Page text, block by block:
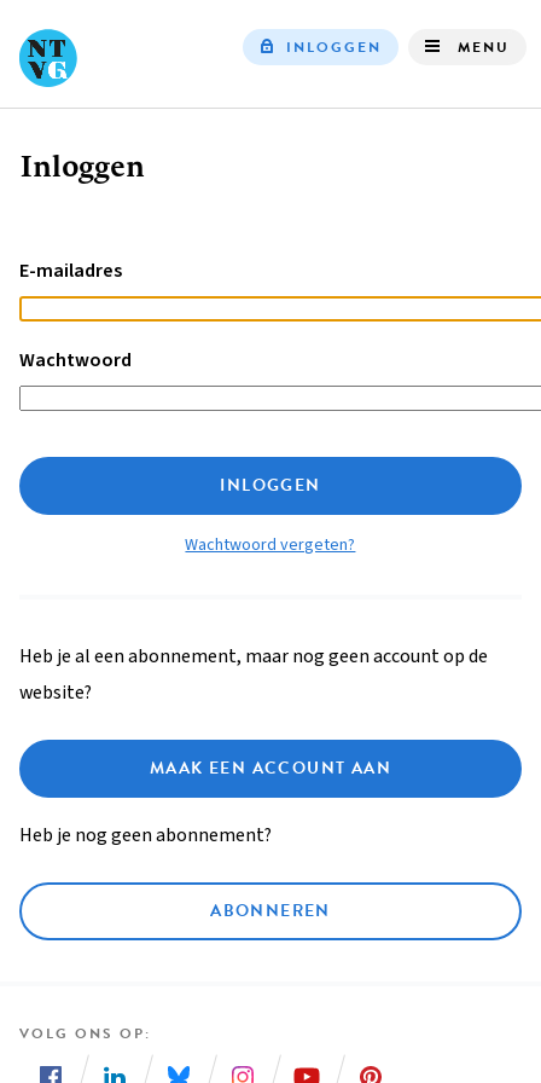
INLOGGEN MENU
Kruimelpad
Inloggen
E-mailadres
Wachtwoord
INLOGGEN
Wachtwoord vergeten?
Heb je al een abonnement, maar nog geen account op de
website?
MAAK EEN ACCOUNT AAN
Heb je nog geen abonnement?
ABONNEREN
VOLG ONS OP